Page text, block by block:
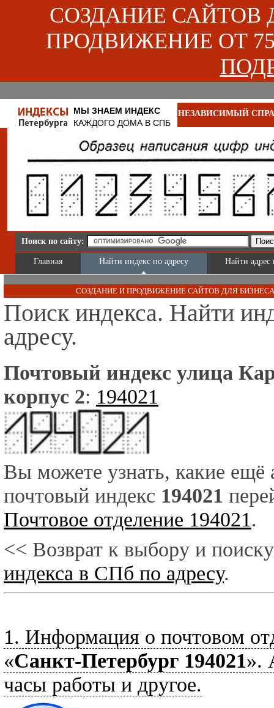
СОЗДАНИЕ САЙТОВ
ПРОДВИЖЕНИЕ ОТ
МЫ ЗНАЕМ ИНДЕКС
КАЖДОГО ДОМА В СПБ
НЕЗАВИСИМЫЙ
Поиск по сайту:
Главная Найти индекс по адресу Найти адрес
СОЗДАНИЕ И ПРОДВИЖЕНИЕ САЙТОВ ДЛЯ
Поиск индекса. Найти
адресу.
Почтовый индекс улица
корпус 2: 194021
Вы можете узнать, какие ещё
почтовый индекс 194021
Почтовое отделение 194021.
<< Возврат к выбору и
индекса в СПб по адресу.
1. Информация о почтовом
«Санкт-Петербург 194021».
часы работы и другое.